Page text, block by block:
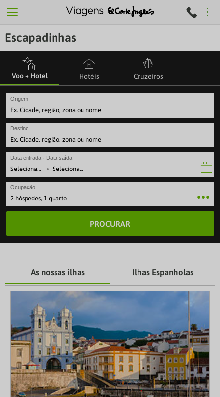
Escapadinhas
Voo + Hotel Hotéis Cruzeiros
Origem
Destino
Data entrada · Data saída
·
Ocupação
2 hóspedes, 1 quarto
PROCURAR
As nossas ilhas Ilhas Espanholas